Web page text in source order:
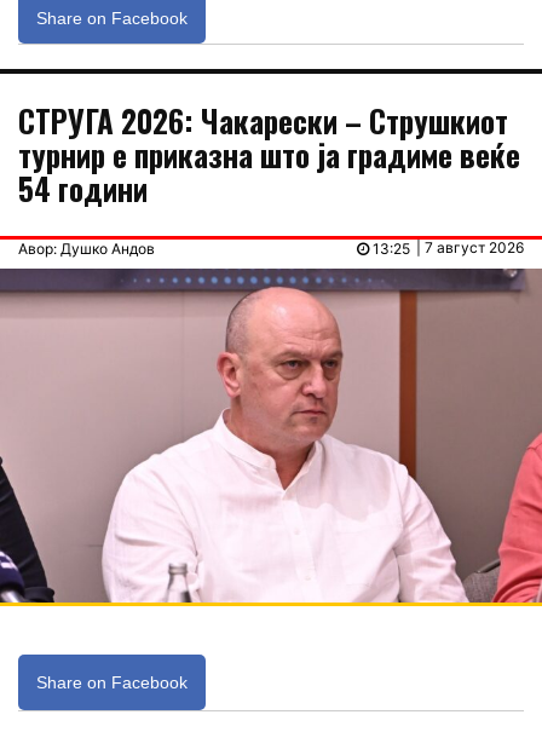
Share on Facebook
СТРУГА 2026: Чакарески – Струшкиот
турнир е приказна што ја градиме веќе
54 години
Авор: Душко Андов | 7 август 2026
13:25
Share on Facebook